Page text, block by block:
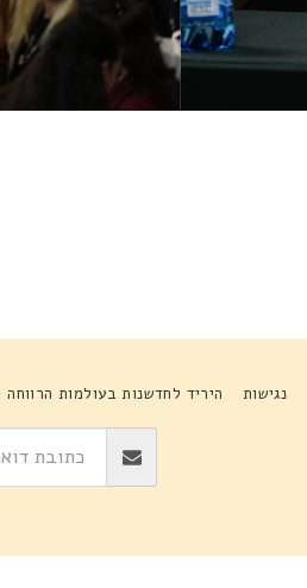
נגישות היריד לחדשנות בעולמות